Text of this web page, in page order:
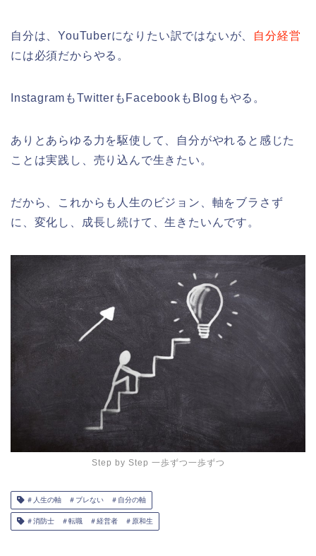
自分は、YouTuberになりたい訳ではないが、
自分経営
には必須だからやる。
InstagramもTwitterもFacebookもBlogもやる。
ありとあらゆる力を駆使して、自分がやれると感じた
ことは実践し、売り込んで生きたい。
だから、これからも人生のビジョン、軸をブラさず
に、変化し、成長し続けて、生きたいんです。
Step by Step 一歩ずつ一歩ずつ
＃人生の軸 ＃ブレない ＃自分の軸
＃消防士 ＃転職 ＃経営者 ＃原和生